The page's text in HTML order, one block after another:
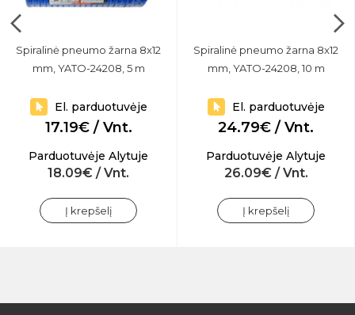
Spiralinė pneumo žarna 8x12
mm, YATO-24208, 5 m
El. parduotuvėje
17.19€ / Vnt.
Parduotuvėje Alytuje
18.09€ / Vnt.
Į krepšelį
Spiralinė pneumo žarna 8x12
mm, YATO-24208, 10 m
El. parduotuvėje
24.79€ / Vnt.
Parduotuvėje Alytuje
26.09€ / Vnt.
Į krepšelį